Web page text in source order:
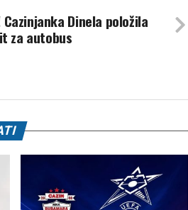
Dinela položila
za autobus